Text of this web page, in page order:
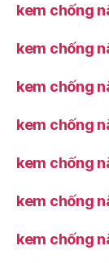
kem chống
kem chống
kem chống
kem chống
kem chống
kem chống
kem chống